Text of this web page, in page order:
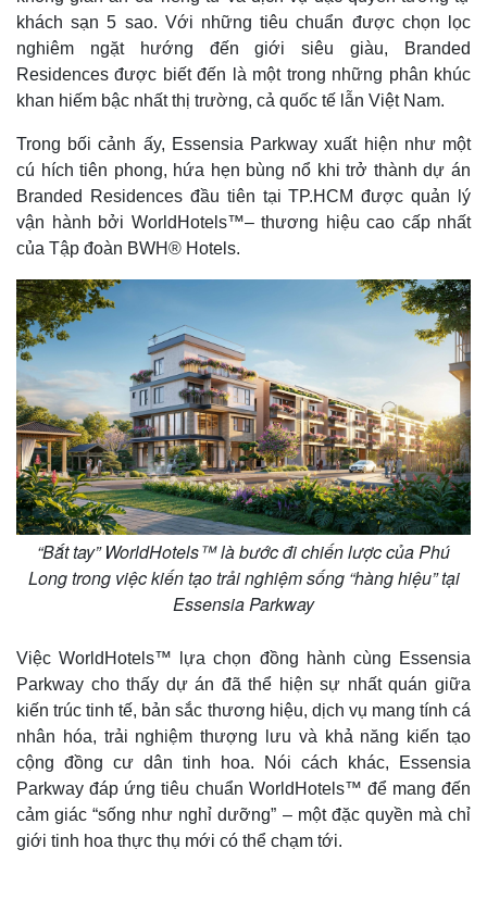
khách sạn 5 sao. Với những tiêu chuẩn được chọn lọc
nghiêm ngặt hướng đến giới siêu giàu, Branded
Residences được biết đến là một trong những phân khúc
khan hiếm bậc nhất thị trường, cả quốc tế lẫn Việt Nam.
Trong bối cảnh ấy, Essensia Parkway xuất hiện như một
cú hích tiên phong, hứa hẹn bùng nổ khi trở thành dự án
Branded Residences đầu tiên tại TP.HCM được quản lý
vận hành bởi WorldHotels™– thương hiệu cao cấp nhất
của Tập đoàn BWH® Hotels.
“Bắt tay” WorldHotels™ là bước đi chiến lược của Phú
Long trong việc kiến tạo trải nghiệm sống “hàng hiệu” tại
Essensia Parkway
Việc WorldHotels™ lựa chọn đồng hành cùng Essensia
Parkway cho thấy dự án đã thể hiện sự nhất quán giữa
kiến trúc tinh tế, bản sắc thương hiệu, dịch vụ mang tính cá
nhân hóa, trải nghiệm thượng lưu và khả năng kiến tạo
cộng đồng cư dân tinh hoa. Nói cách khác, Essensia
Parkway đáp ứng tiêu chuẩn WorldHotels™ để mang đến
cảm giác “sống như nghỉ dưỡng” – một đặc quyền mà chỉ
giới tinh hoa thực thụ mới có thể chạm tới.